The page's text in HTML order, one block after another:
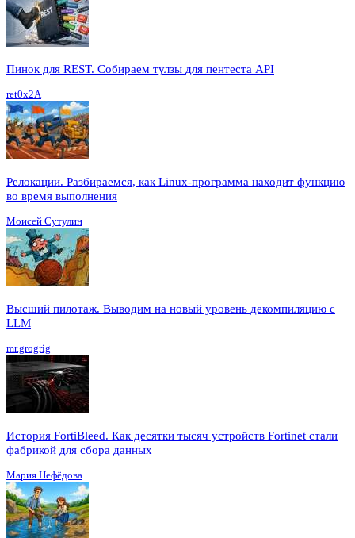
Пинок для REST. Собираем тулзы для пентеста API
ret0x2A
Релокации. Разбираемся, как Linux-программа находит функцию
во время выполнения
Моисей Сутулин
Высший пилотаж. Выводим на новый уровень декомпиляцию с
LLM
mr.grogrig
История FortiBleed. Как десятки тысяч устройств Fortinet стали
фабрикой для сбора данных
Мария Нефёдова